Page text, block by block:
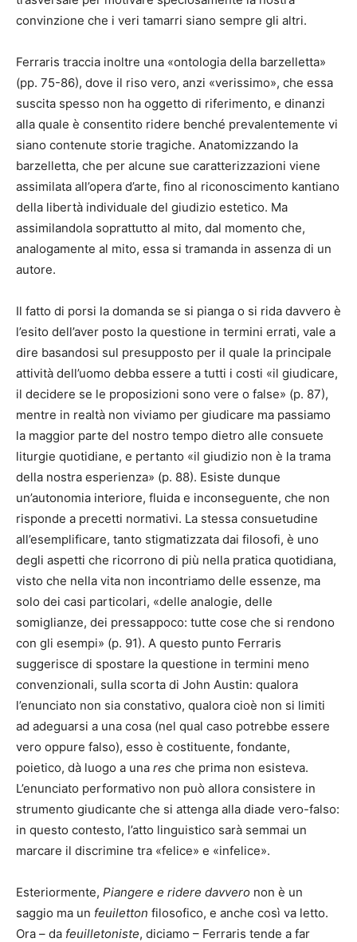
convinzione che i veri tamarri siano sempre gli altri.
Ferraris traccia inoltre una «ontologia della barzelletta»
(pp. 75-86), dove il riso vero, anzi «verissimo», che essa
suscita spesso non ha oggetto di riferimento, e dinanzi
alla quale è consentito ridere benché prevalentemente vi
siano contenute storie tragiche. Anatomizzando la
barzelletta, che per alcune sue caratterizzazioni viene
assimilata all’opera d’arte, fino al riconoscimento kantiano
della libertà individuale del giudizio estetico. Ma
assimilandola soprattutto al mito, dal momento che,
analogamente al mito, essa si tramanda in assenza di un
autore.
Il fatto di porsi la domanda se si pianga o si rida davvero è
l’esito dell’aver posto la questione in termini errati, vale a
dire basandosi sul presupposto per il quale la principale
attività dell’uomo debba essere a tutti i costi «il giudicare,
il decidere se le proposizioni sono vere o false» (p. 87),
mentre in realtà non viviamo per giudicare ma passiamo
la maggior parte del nostro tempo dietro alle consuete
liturgie quotidiane, e pertanto «il giudizio non è la trama
della nostra esperienza» (p. 88). Esiste dunque
un’autonomia interiore, fluida e inconseguente, che non
risponde a precetti normativi. La stessa consuetudine
all’esemplificare, tanto stigmatizzata dai filosofi, è uno
degli aspetti che ricorrono di più nella pratica quotidiana,
visto che nella vita non incontriamo delle essenze, ma
solo dei casi particolari, «delle analogie, delle
somiglianze, dei pressappoco: tutte cose che si rendono
con gli esempi» (p. 91). A questo punto Ferraris
suggerisce di spostare la questione in termini meno
convenzionali, sulla scorta di John Austin: qualora
l’enunciato non sia constativo, qualora cioè non si limiti
ad adeguarsi a una cosa (nel qual caso potrebbe essere
vero oppure falso), esso è costituente, fondante,
poietico, dà luogo a una res che prima non esisteva.
L’enunciato performativo non può allora consistere in
strumento giudicante che si attenga alla diade vero-falso:
in questo contesto, l’atto linguistico sarà semmai un
marcare il discrimine tra «felice» e «infelice».
Esteriormente, Piangere e ridere davvero non è un
saggio ma un feuiletton filosofico, e anche così va letto.
Ora – da feuilletoniste, diciamo – Ferraris tende a far